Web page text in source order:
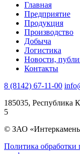
Главная
Предприятие
Продукция
Производство
Добыча
Логистика
Новости,
Контакты
8 (8142) 67-11-00
185035, Республика
5
© ЗАО
Политика